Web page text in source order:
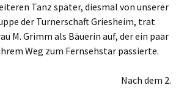
Tanz später, diesmal von unserer
der Turnerschaft Griesheim, trat
M. Grimm als Bäuerin auf, der ein paar
Weg zum Fernsehstar passierte.
Nach dem 2.